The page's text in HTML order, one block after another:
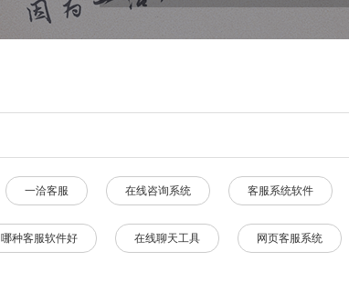
一洽客服 在线咨询系统 客服系统软件
哪种客服软件好 在线聊天工具 网页客服系统